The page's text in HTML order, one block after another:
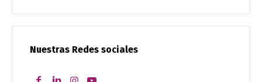
Nuestras Redes sociales